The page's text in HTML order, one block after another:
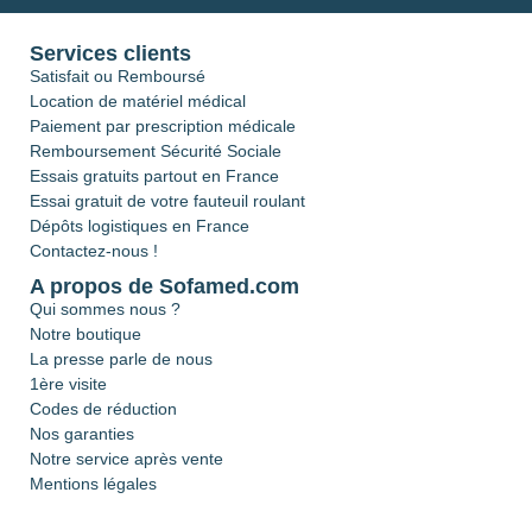
Services clients
Satisfait ou Remboursé
Location de matériel médical
Paiement par prescription médicale
Remboursement Sécurité Sociale
Essais gratuits partout en France
Essai gratuit de votre fauteuil roulant
Dépôts logistiques en France
Contactez-nous !
A propos de Sofamed.com
Qui sommes nous ?
Notre boutique
La presse parle de nous
1ère visite
Codes de réduction
Nos garanties
Notre service après vente
Mentions légales